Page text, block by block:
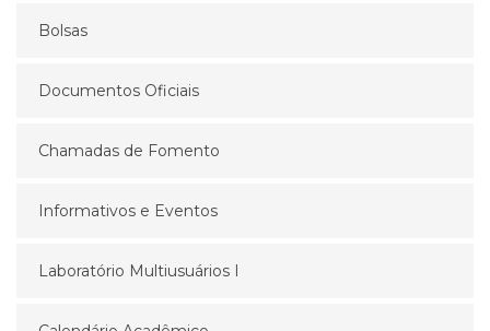
Bolsas
Documentos Oficiais
Chamadas de Fomento
Informativos e Eventos
Laboratório Multiusuários I